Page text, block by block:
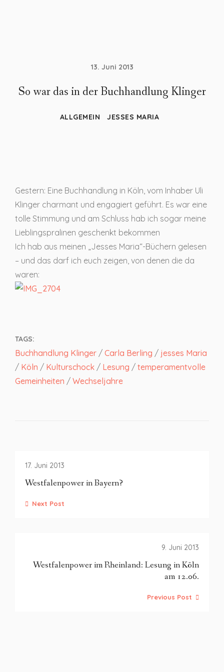
13. Juni 2013
So war das in der Buchhandlung Klinger
ALLGEMEIN JESSES MARIA
Gestern: Eine Buchhandlung in Köln, vom Inhaber Uli
Klinger charmant und engagiert geführt. Es war eine
tolle Stimmung und am Schluss hab ich sogar meine
Lieblingspralinen geschenkt bekommen
Ich hab aus meinen „Jesses Maria“-Büchern gelesen
– und das darf ich euch zeigen, von denen die da
waren:
TAGS:
Buchhandlung Klinger / Carla Berling / jesses Maria
/ Köln / Kulturschock / Lesung / temperamentvolle
Gemeinheiten / Wechseljahre
17. Juni 2013
Westfalenpower in Bayern?
Next Post
9. Juni 2013
Westfalenpower im Rheinland: Lesung in Köln
am 12.06.
Previous Post